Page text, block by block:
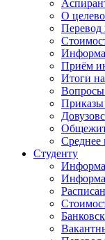
О
Перевод
Приём
Итоги
Приказы
Среднее
Студенту